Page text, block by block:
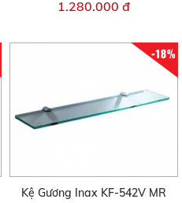
1.280.000 đ
-18%
Kệ Gương Inax KF-542V MR